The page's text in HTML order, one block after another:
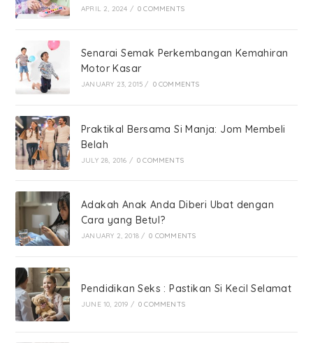
APRIL 2, 2024 / 0 COMMENTS
Senarai Semak Perkembangan Kemahiran
Motor Kasar
JANUARY 23, 2015 / 0 COMMENTS
Praktikal Bersama Si Manja: Jom Membeli
Belah
JULY 28, 2016 / 0 COMMENTS
Adakah Anak Anda Diberi Ubat dengan
Cara yang Betul?
JANUARY 2, 2018 / 0 COMMENTS
Pendidikan Seks : Pastikan Si Kecil Selamat
JUNE 10, 2019 / 0 COMMENTS